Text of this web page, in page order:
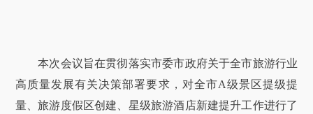
本次会议旨在贯彻落实市委市政府关于全市旅游行业
高质量发展有关决策部署要求，对全市A级景区提级提
量、旅游度假区创建、星级旅游酒店新建提升工作进行了